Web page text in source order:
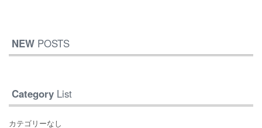
NEW POSTS
Category List
カテゴリーなし